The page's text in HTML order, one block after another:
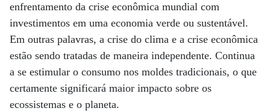
enfrentamento da crise econômica mundial com
investimentos em uma economia verde ou sustentável.
Em outras palavras, a crise do clima e a crise econômica
estão sendo tratadas de maneira independente. Continua
a se estimular o consumo nos moldes tradicionais, o que
certamente significará maior impacto sobre os
ecossistemas e o planeta.